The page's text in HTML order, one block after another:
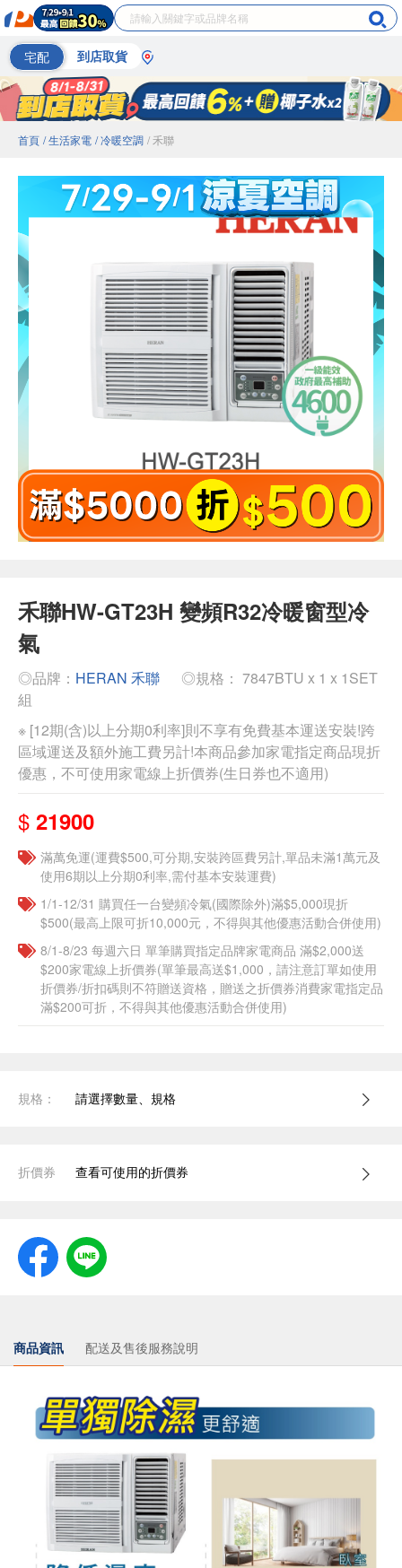
宅配 到店取貨
首頁 / 生活家電 / 冷暖空調 / 禾聯
禾聯HW-GT23H 變頻R32冷暖窗型冷
氣
◎品牌： HERAN 禾聯
◎規格： 7847BTU x 1 x 1SET
組
※ [12期(含)以上分期0利率]則不享有免費基本運送安裝!跨
區域運送及額外施工費另計!本商品參加家電指定商品現折
優惠，不可使用家電線上折價券(生日券也不適用)
$ 21900
滿萬免運(運費$500,可分期,安裝跨區費另計,單品未滿1萬元及
使用6期以上分期0利率,需付基本安裝運費)
1/1-12/31 購買任一台變頻冷氣(國際除外)滿$5,000現折
$500(最高上限可折10,000元，不得與其他優惠活動合併使用)
8/1-8/23 每週六日 單筆購買指定品牌家電商品 滿$2,000送
$200家電線上折價券(單筆最高送$1,000，請注意訂單如使用
折價券/折扣碼則不符贈送資格，贈送之折價券消費家電指定品
滿$200可折，不得與其他優惠活動合併使用)
規格： 請選擇數量、規格
折價券 查看可使用的折價券
商品資訊 配送及售後服務說明